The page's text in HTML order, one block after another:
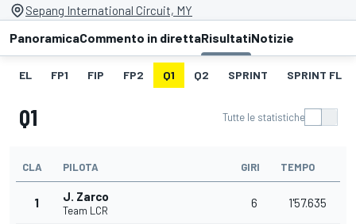
Sepang International Circuit, MY
PanoramicaCommento in direttaRisultatiNotizie
EL FP1 FIP FP2 Q1 Q2 SPRINT SPRINT FL
Q1 Tutte le statistiche
CLA PILOTA GIRI TEMPO
1 J. Zarco
Team LCR
6 1'57.635